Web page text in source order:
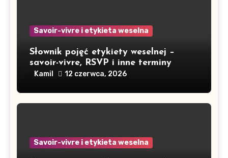
Savoir-vivre i etykieta weselna
Słownik pojęć etykiety weselnej –
savoir-vivre, RSVP i inne terminy
Kamil 12 czerwca, 2026
Savoir-vivre i etykieta weselna